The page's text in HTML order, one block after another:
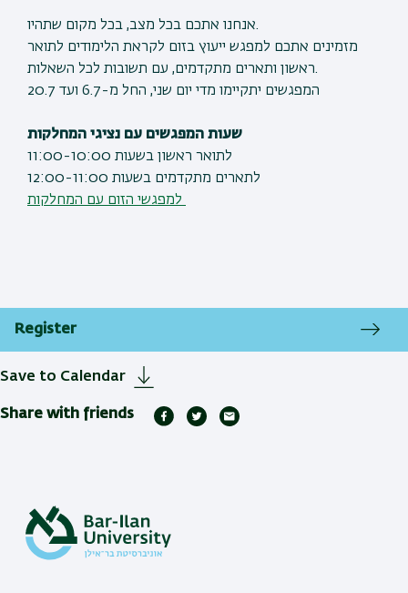
אנחנו אתכם בכל מצב, בכל מקום שתהיו.
מזמינים אתכם למפגש ייעוץ בזום לקראת הלימודים לתואר
ראשון ותארים מתקדמים, עם תשובות לכל השאלות.
המפגשים יתקיימו מדי יום שני, החל מ-6.7 ועד 20.7
שעות המפגשים עם נציגי המחלקות
לתואר ראשון בשעות 11:00-10:00
לתארים מתקדמים בשעות 12:00-11:00
Register
Save to Calendar
Share with friends